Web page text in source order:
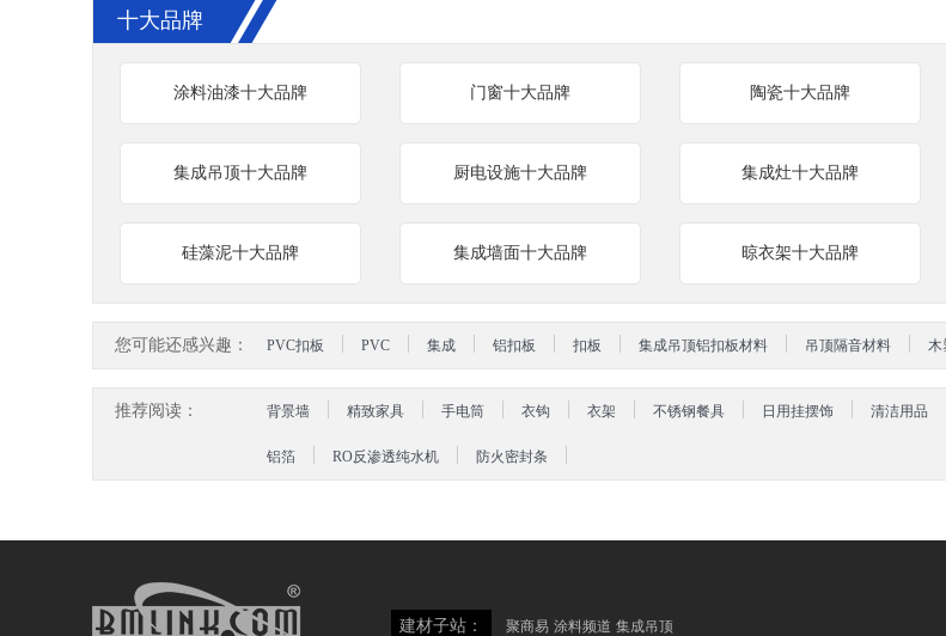
十大品牌
涂料油漆十大品牌 门窗十大品牌 陶瓷十大品牌
集成吊顶十大品牌 厨电设施十大品牌 集成灶十大品牌
硅藻泥十大品牌 集成墙面十大品牌 晾衣架十大品牌
您可能还感兴趣： PVC扣板 PVC 集成 铝扣板 扣板 集成吊顶铝扣板材料 吊顶隔音材料 木
推荐阅读： 背景墙 精致家具 手电筒 衣钩 衣架 不锈钢餐具 日用挂摆饰 清洁用品
铝箔 RO反渗透纯水机 防火密封条
建材子站： 聚商易 涂料频道 集成吊顶